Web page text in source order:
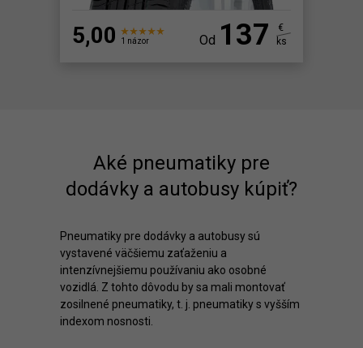
5,00 1 názor Od 137
€
ks
Aké pneumatiky pre
dodávky a autobusy kúpiť?
Pneumatiky pre dodávky a autobusy sú
vystavené väčšiemu zaťaženiu a
intenzívnejšiemu používaniu ako osobné
vozidlá. Z tohto dôvodu by sa mali montovať
zosilnené pneumatiky, t. j. pneumatiky s vyšším
indexom nosnosti.